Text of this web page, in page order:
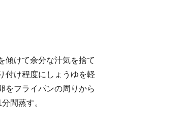
傾けて余分な汁気を捨て
付け程度にしょうゆを軽
をフライパンの周りから
間蒸す。